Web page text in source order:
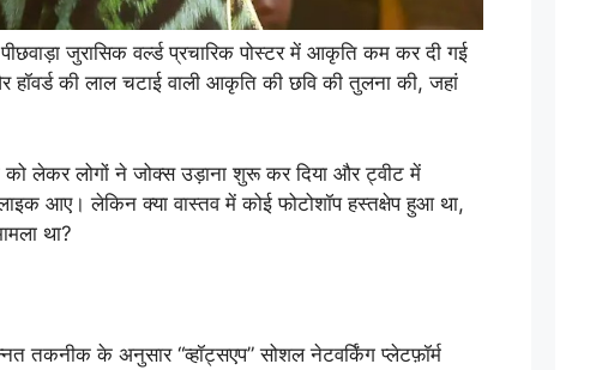
जुरासिक वर्ल्ड प्रचारिक पोस्टर में आकृति कम कर दी गई
की लाल चटाई वाली आकृति की छवि की तुलना की, जहां
को लेकर लोगों ने जोक्स उड़ाना शुरू कर दिया और ट्वीट में
आए। लेकिन क्या वास्तव में कोई फोटोशॉप हस्तक्षेप हुआ था,
था?
तकनीक के अनुसार “व्हॉट्सएप” सोशल नेटवर्किंग प्लेटफ़ॉर्म